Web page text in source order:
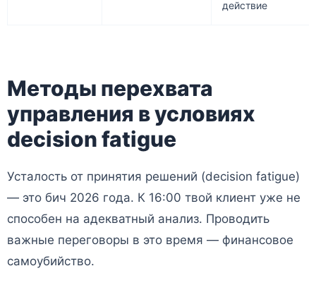
действие
Методы перехвата
управления в условиях
decision fatigue
Усталость от принятия решений (decision fatigue)
— это бич 2026 года. К 16:00 твой клиент уже не
способен на адекватный анализ. Проводить
важные переговоры в это время — финансовое
самоубийство.